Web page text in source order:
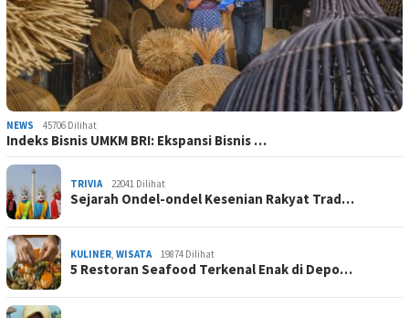
NEWS 45706 Dilihat
Indeks Bisnis UMKM BRI: Ekspansi Bisnis …
TRIVIA 22041 Dilihat
Sejarah Ondel-ondel Kesenian Rakyat Trad…
KULINER, WISATA 19874 Dilihat
5 Restoran Seafood Terkenal Enak di Depo…